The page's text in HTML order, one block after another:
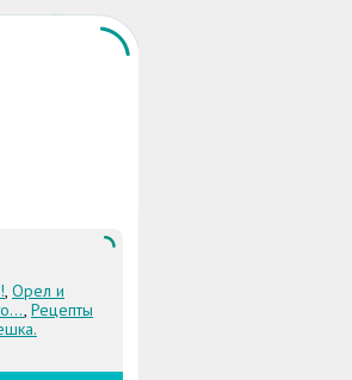
, Орел и
, Рецепты